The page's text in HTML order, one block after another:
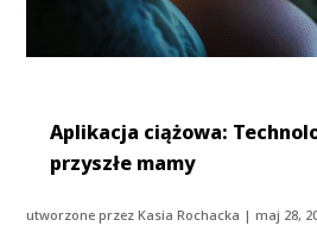
Aplikacja ciążowa:
przyszłe mamy
utworzone przezKasia Rochacka |maj 28,